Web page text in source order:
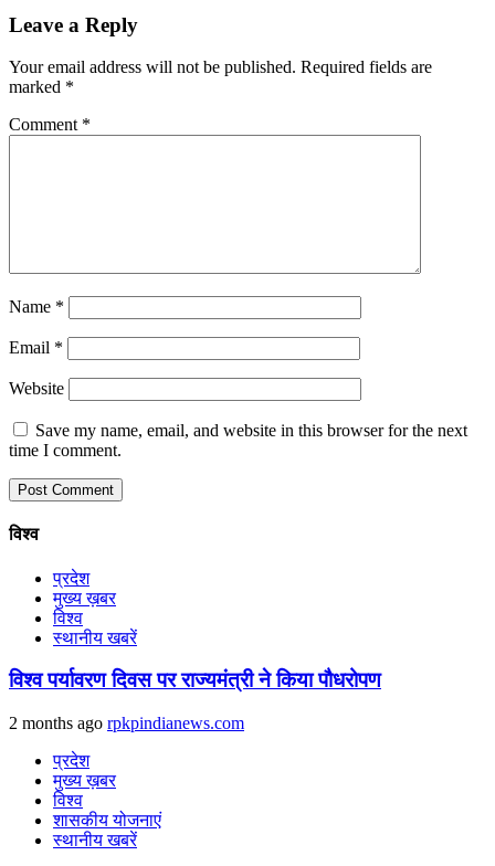
Leave a Reply
Your email address will not be published. Required fields are
marked *
Comment *
Name *
Email *
Website
Save my name, email, and website in this browser for the next
time I comment.
विश्व
प्रदेश
मुख्य ख़बर
विश्व
स्थानीय खबरें
विश्व पर्यावरण दिवस पर राज्यमंत्री ने किया पौधरोपण
2 months ago rpkpindianews.com
प्रदेश
मुख्य ख़बर
विश्व
शासकीय योजनाएं
स्थानीय खबरें